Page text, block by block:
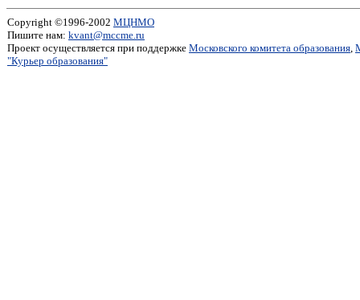
Copyright ©1996-2002 МЦНМО
Пишите нам: kvant@mccme.ru
Проект осуществляется при поддержке Московского комитета образования,
"Курьер образования"